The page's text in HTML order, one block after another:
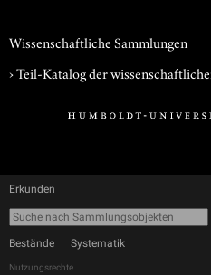
Wissenschaftliche Sammlungen
› Teil-Katalog der
Erkunden
Bestände Systematik
Nutzungsrechte